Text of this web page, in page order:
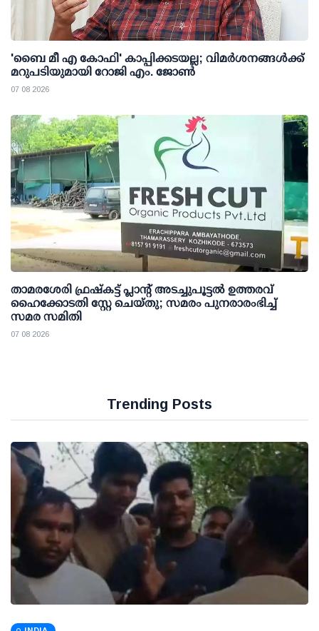
'ബൈ മീ എ കോഫി' കാപ്പിക്കടയല്ല; വിമര്‍ശനങ്ങള്‍ക്ക്
മറുപടിയുമായി റോജി എം. ജോണ്‍
07 08 2026
താമരശേരി ഫ്രഷ്കട്ട് പ്ലാന്റ് അടച്ചുപൂട്ടൽ ഉത്തരവ്
ഹൈക്കോടതി സ്റ്റേ ചെയ്തു; സമരം പുനരാരംഭിച്ച്
സമര സമിതി
07 08 2026
Trending Posts